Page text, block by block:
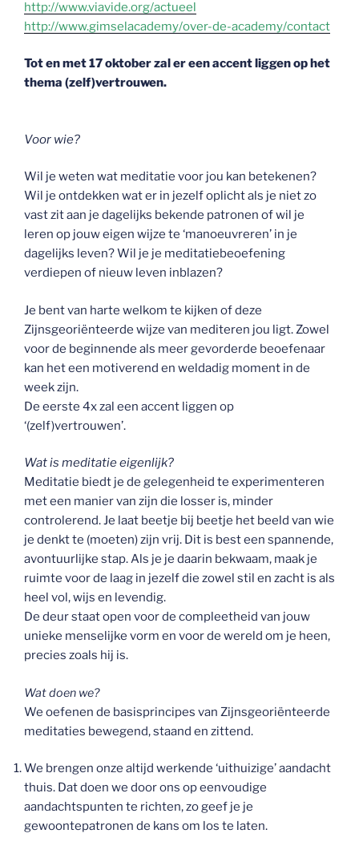
http://www.viavide.org/actueel
http://www.gimselacademy/over-de-academy/contact
Tot en met 17 oktober zal er een accent liggen op het
thema (zelf)vertrouwen.
Voor wie?
Wil je weten wat meditatie voor jou kan betekenen?
Wil je ontdekken wat er in jezelf oplicht als je niet zo
vast zit aan je dagelijks bekende patronen of wil je
leren op jouw eigen wijze te ‘manoeuvreren’ in je
dagelijks leven? Wil je je meditatiebeoefening
verdiepen of nieuw leven inblazen?
Je bent van harte welkom te kijken of deze
Zijnsgeoriënteerde wijze van mediteren jou ligt. Zowel
voor de beginnende als meer gevorderde beoefenaar
kan het een motiverend en weldadig moment in de
week zijn.
De eerste 4x zal een accent liggen op
‘(zelf)vertrouwen’.
Wat is meditatie eigenlijk?
Meditatie biedt je de gelegenheid te experimenteren
met een manier van zijn die losser is, minder
controlerend. Je laat beetje bij beetje het beeld van wie
je denkt te (moeten) zijn vrij. Dit is best een spannende,
avontuurlijke stap. Als je je daarin bekwaam, maak je
ruimte voor de laag in jezelf die zowel stil en zacht is als
heel vol, wijs en levendig.
De deur staat open voor de compleetheid van jouw
unieke menselijke vorm en voor de wereld om je heen,
precies zoals hij is.
Wat doen we?
We oefenen de basisprincipes van Zijnsgeoriënteerde
meditaties bewegend, staand en zittend.
We brengen onze altijd werkende ‘uithuizige’ aandacht
thuis. Dat doen we door ons op eenvoudige
aandachtspunten te richten, zo geef je je
gewoontepatronen de kans om los te laten.